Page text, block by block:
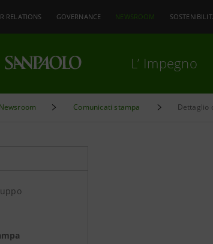
RELATIONS GOVERNANCE NEWSROOM
L’ Impegno
Newsroom Comunicati stampa Dettaglio